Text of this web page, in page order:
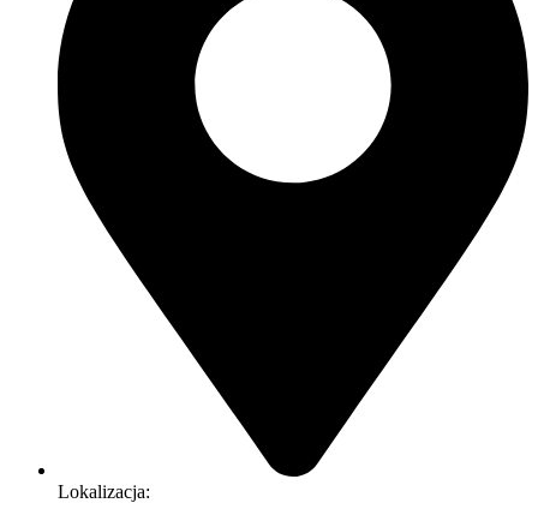
Lokalizacja: